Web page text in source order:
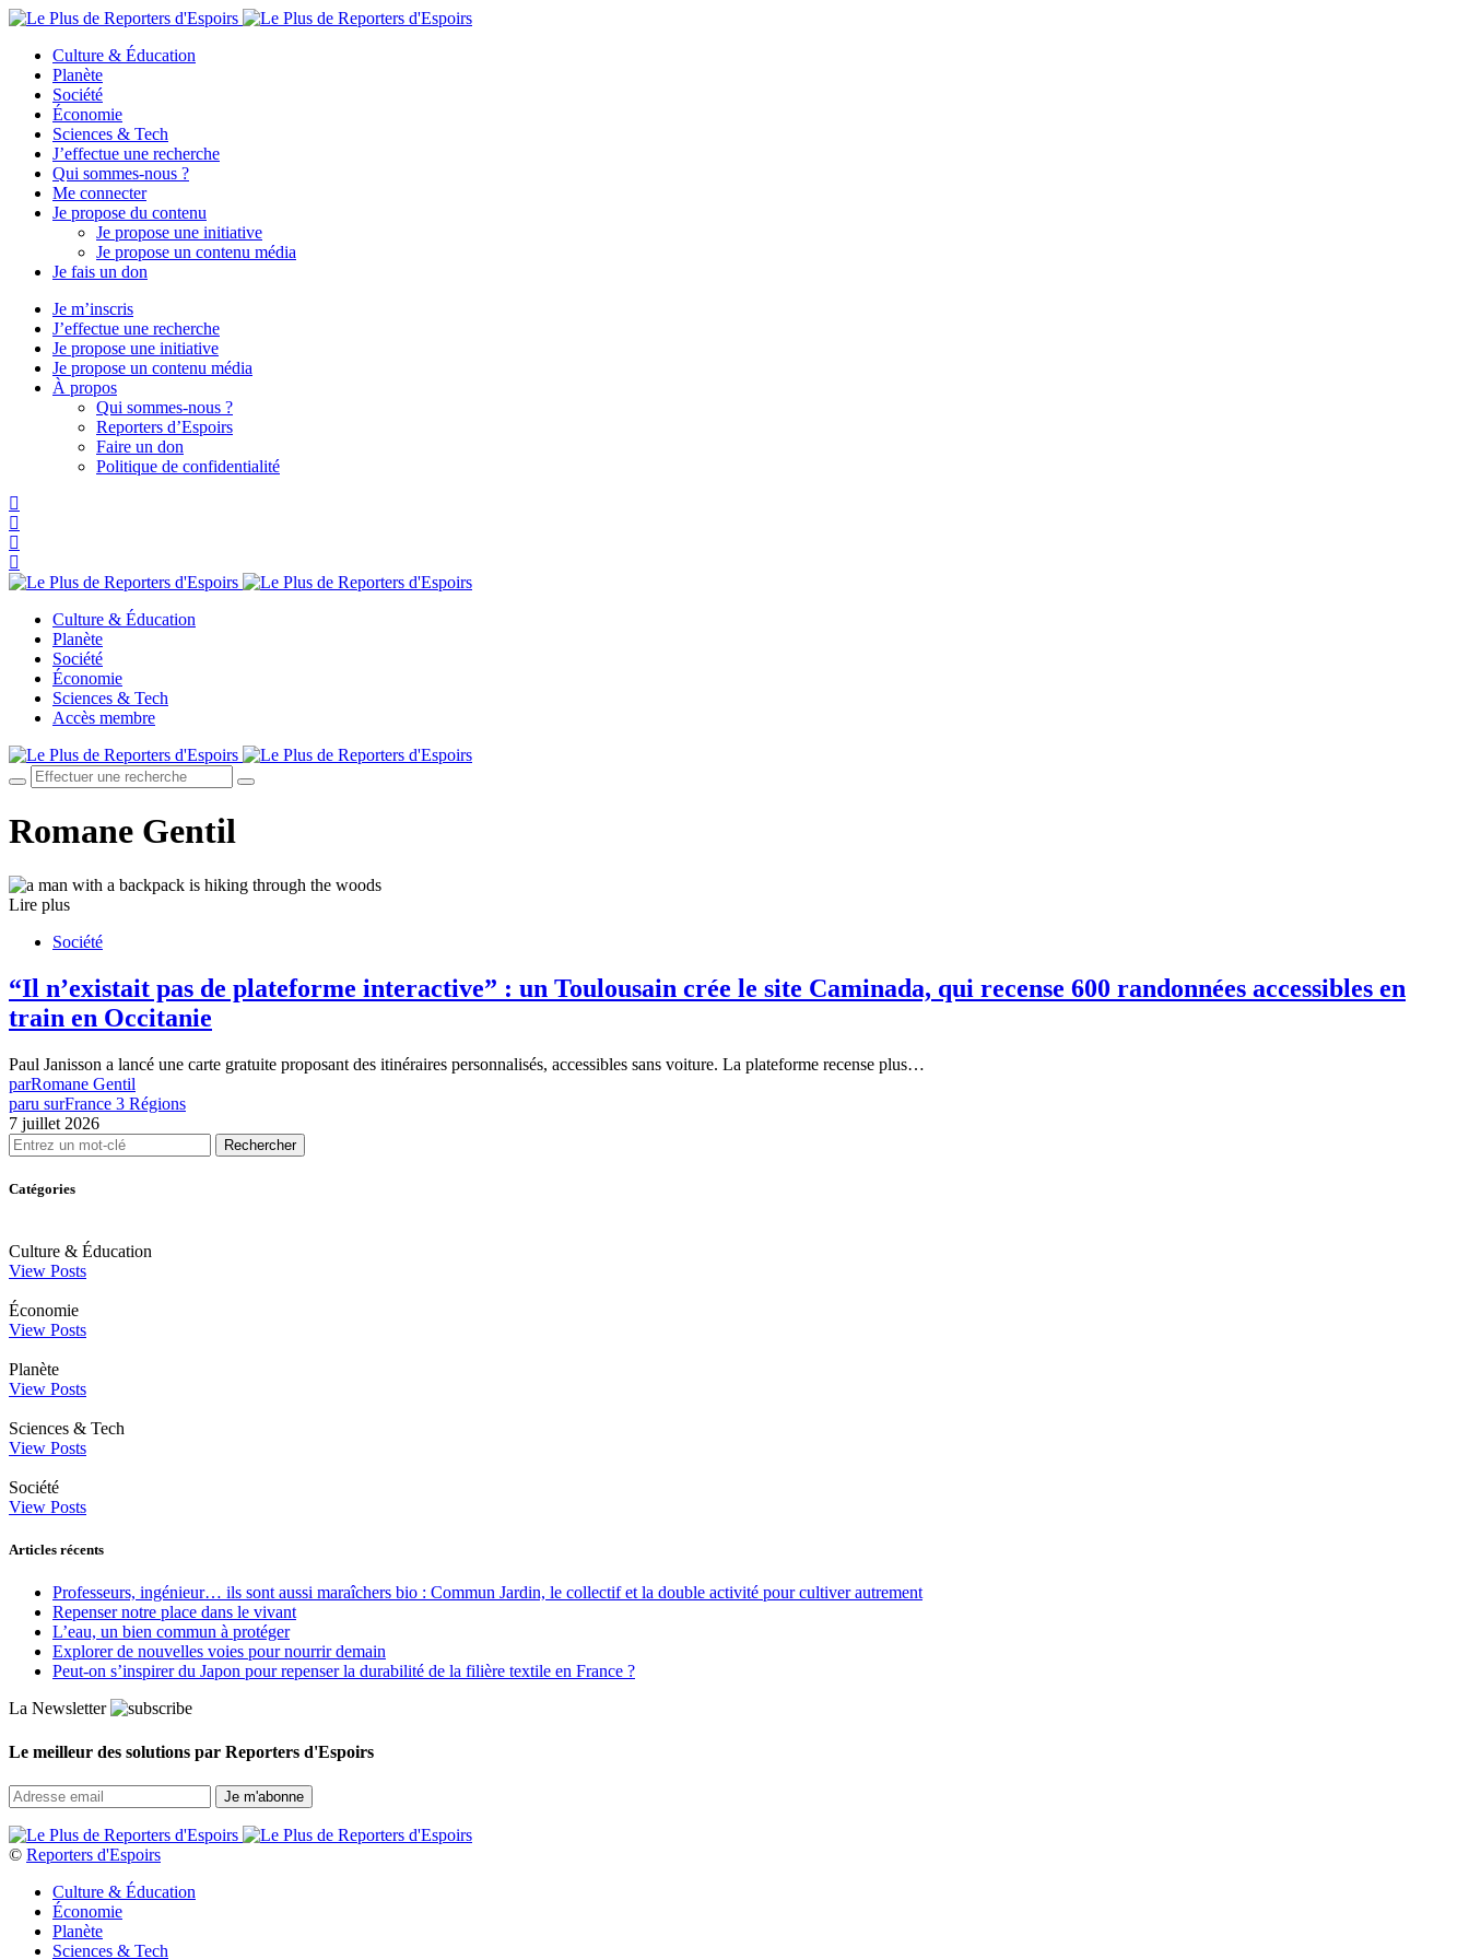
Culture & Éducation
Planète
Société
Économie
Sciences & Tech
J’effectue une recherche
Qui sommes-nous ?
Me connecter
Je propose du contenu
Je propose une initiative
Je propose un contenu média
Je fais un don
Je m’inscris
J’effectue une recherche
Je propose une initiative
Je propose un contenu média
À propos
Qui sommes-nous ?
Reporters d’Espoirs
Faire un don
Politique de confidentialité
Culture & Éducation
Planète
Société
Économie
Sciences & Tech
Accès membre
Romane Gentil
Lire plus
Société
“Il n’existait pas de plateforme interactive” : un Toulousain crée le site Caminada, qui recense 600 randonnées accessibles en
train en Occitanie
Paul Janisson a lancé une carte gratuite proposant des itinéraires personnalisés, accessibles sans voiture. La plateforme recense plus…
parRomane Gentil
paru surFrance 3 Régions
7 juillet 2026
Rechercher
Catégories
Culture & Éducation
View Posts
Économie
View Posts
Planète
View Posts
Sciences & Tech
View Posts
Société
View Posts
Articles récents
Professeurs, ingénieur… ils sont aussi maraîchers bio : Commun Jardin, le collectif et la double activité pour cultiver autrement
Repenser notre place dans le vivant
L’eau, un bien commun à protéger
Explorer de nouvelles voies pour nourrir demain
Peut‑on s’inspirer du Japon pour repenser la durabilité de la filière textile en France ?
La Newsletter
Le meilleur des solutions par Reporters d'Espoirs
© Reporters d'Espoirs
Culture & Éducation
Économie
Planète
Sciences & Tech